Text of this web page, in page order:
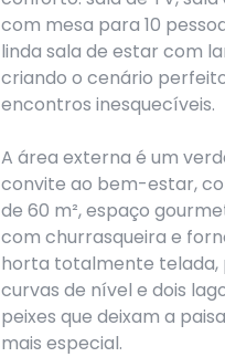
com mesa para 10
linda sala de estar com
criando o cenário
encontros inesquecíveis.
A área externa é um
convite ao bem-estar,
de 60 m², espaço
com churrasqueira e
horta totalmente telada,
curvas de nível e dois
peixes que deixam a
mais especial.